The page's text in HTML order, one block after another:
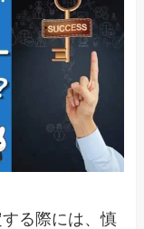
る際には、慎